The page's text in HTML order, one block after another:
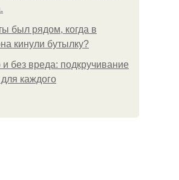
был рядом, когда в
кинули бутылку?
без вреда: подкручивание
каждого